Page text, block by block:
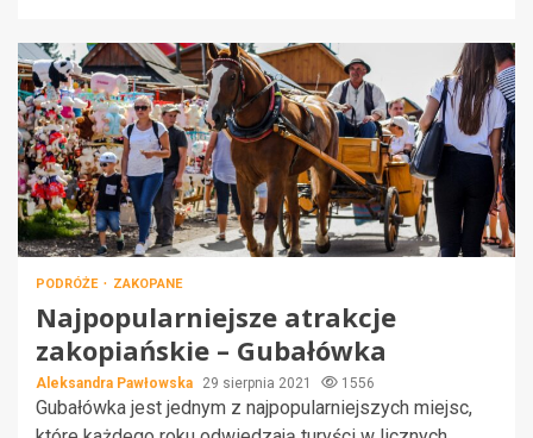
PODRÓŻE ZAKOPANE
Najpopularniejsze atrakcje
zakopiańskie – Gubałówka
Aleksandra Pawłowska 29 sierpnia 2021 1556
Gubałówka jest jednym z najpopularniejszych miejsc,